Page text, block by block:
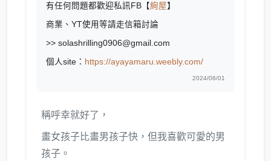
有任何問題都歡迎私訊FB【絢屋】
商業、YT使用等請走信箱討論
>> solashrilling0906@gmail.com
個人site： https://ayayamaru.weebly.com/
2024/06/01
稱呼幸就好了，
畫女孩子比畫男孩子快，但我喜歡可愛的男
孩子。